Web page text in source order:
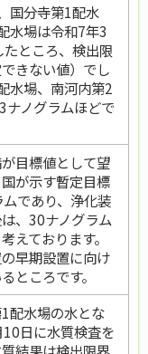
国分寺第1配水
水場は令和7年3
ところ、検出限
きない値）でし
水場、南河内第2
ノグラムほどで
目標値として望
が示す暫定目標
であり、浄化装
、30ナノグラム
えております。
早期設置に向け
ところです。
配水場の水とな
日に水質検査を